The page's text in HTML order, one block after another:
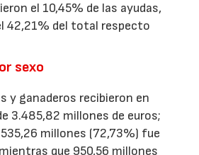
el 10,45% de las ayudas,
42,21% del total respecto
sexo
y ganaderos recibieron en
3.485,82 millones de euros;
millones (72,73%) fue
que 950,56 millones